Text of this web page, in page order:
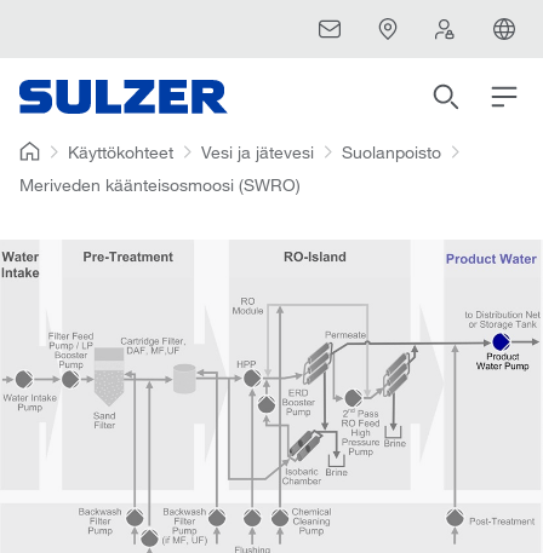
Käyttökohteet Vesi ja jätevesi
Suolanpoisto
Meriveden käänteisosmoosi (SWRO)